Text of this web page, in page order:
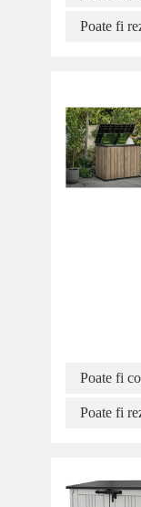
Poate fi
Poate fi
Poate fi